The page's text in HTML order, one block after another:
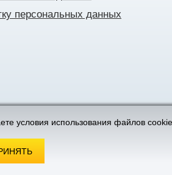
персональных данных
условия использования файлов